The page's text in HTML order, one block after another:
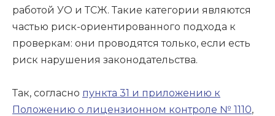
работой УО и ТСЖ. Такие категории являются
частью риск-ориентированного подхода к
проверкам: они проводятся только, если есть
риск нарушения законодательства.
Так, согласно пункта 31 и приложению к
Положению о лицензионном контроле № 1110,